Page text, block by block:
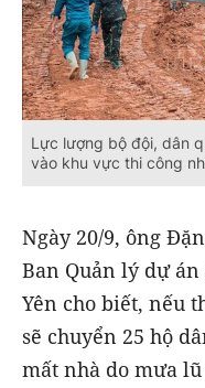
Lực lượng bộ đội, dân
vào khu vực thi công
Ngày 20/9, ông
Ban Quản lý dự
Yên cho biết, nếu
sẽ chuyển 25 hộ
mất nhà do mưa